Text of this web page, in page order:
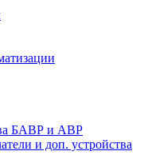
БАВР и АВР
и доп. устройства